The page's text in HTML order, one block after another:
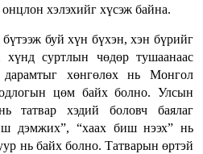
хэлэхийг хүсэж байна.
буй хүн бүхэн, хэн бүрийг
суртлын чөдөр тушаанаас
дарамтыг хөнгөлөх нь Монгол
цөм байх болно. Улсын
татвар хэдий боловч баялаг
дэмжих”, “хаах биш нээх” нь
нь байх болно. Татварын өртэй